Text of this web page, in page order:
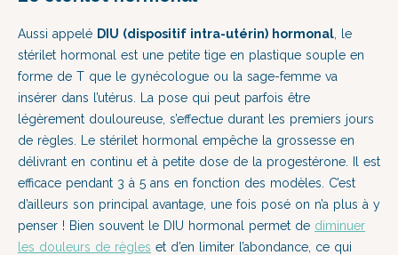
Aussi appelé DIU (dispositif intra-utérin) hormonal , le
stérilet hormonal est une petite tige en plastique souple en
forme de T que le gynécologue ou la sage-femme va
insérer dans l’utérus. La pose qui peut parfois être
légèrement douloureuse, s’effectue durant les premiers jours
de règles. Le stérilet hormonal empêche la grossesse en
délivrant en continu et à petite dose de la progestérone. Il est
efficace pendant 3 à 5 ans en fonction des modèles. C’est
d’ailleurs son principal avantage, une fois posé on n’a plus à y
penser ! Bien souvent le DIU hormonal permet de diminuer
les douleurs de règles et d’en limiter l’abondance, ce qui